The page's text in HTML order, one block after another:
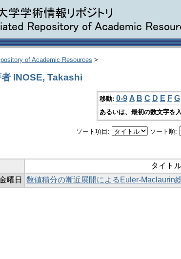
of Academic Resources >
INOSE, Takashi
移動: 0-9 A B C D E F G
あるいは、最初の数文字を
ソート項目: ソート順:
タイト
曜日
数値積分の漸近展開によるEuler-Maclaurin